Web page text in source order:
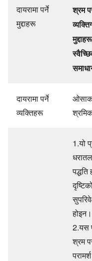
दायरामा पर्ने
मुद्दाहरू
श्रम
दायरामा पर्ने
व्यक्तिहरू
1.यो
होइन।
2.यस
श्रम